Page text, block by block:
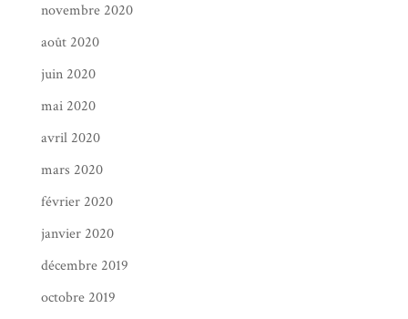
novembre 2020
août 2020
juin 2020
mai 2020
avril 2020
mars 2020
février 2020
janvier 2020
décembre 2019
octobre 2019